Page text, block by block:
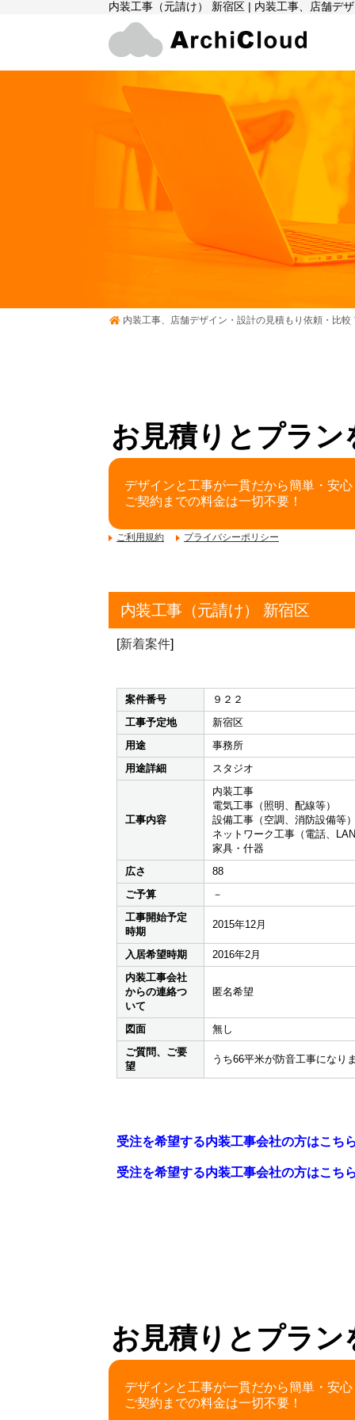
内装工事（元請け） 新宿区 | 内装工事、店舗デ
内装工事、店舗デザイン・設計の見積もり依頼・比較
お見積りとプラン
デザインと工事が一貫だから簡単・安心
ご契約までの料金は一切不要！
ご利用規約 プライバシーポリシー
内装工事（元請け） 新宿区
[新着案件]
案件番号
９２２
工事予定地
新宿区
用途
事務所
用途詳細
スタジオ
工事内容
内装工事
電気工事（照明、配線等）
設備工事（空調、消防設備等）
ネットワーク工事（電話、LAN
家具・什器
広さ
88
ご予算
－
工事開始予定
時期
2015年12月
入居希望時期
2016年2月
内装工事会社
からの連絡つ
いて
匿名希望
図面
無し
ご質問、ご要
望
うち66平米が防音工事になりま
受注を希望する内装工事会社の方はこち
受注を希望する内装工事会社の方はこちら
お見積りとプラン
デザインと工事が一貫だから簡単・安心
ご契約までの料金は一切不要！